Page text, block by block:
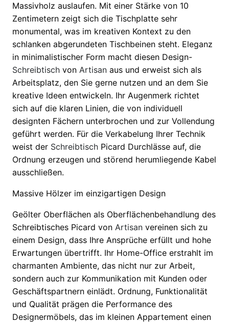
Massivholz auslaufen. Mit einer Stärke von 10
Zentimetern zeigt sich die Tischplatte sehr
monumental, was im kreativen Kontext zu den
schlanken abgerundeten Tischbeinen steht. Eleganz
in minimalistischer Form macht diesen Design-
Schreibtisch von Artisan aus und erweist sich als
Arbeitsplatz, den Sie gerne nutzen und an dem Sie
kreative Ideen entwickeln. Ihr Augenmerk richtet
sich auf die klaren Linien, die von individuell
designten Fächern unterbrochen und zur Vollendung
geführt werden. Für die Verkabelung Ihrer Technik
weist der Schreibtisch Picard Durchlässe auf, die
Ordnung erzeugen und störend herumliegende Kabel
ausschließen.
Massive Hölzer im einzigartigen Design
Geölter Oberflächen als Oberflächenbehandlung des
Schreibtisches Picard von Artisan vereinen sich zu
einem Design, dass Ihre Ansprüche erfüllt und hohe
Erwartungen übertrifft. Ihr Home-Office erstrahlt im
charmanten Ambiente, das nicht nur zur Arbeit,
sondern auch zur Kommunikation mit Kunden oder
Geschäftspartnern einlädt. Ordnung, Funktionalität
und Qualität prägen die Performance des
Designermöbels, das im kleinen Appartement einen